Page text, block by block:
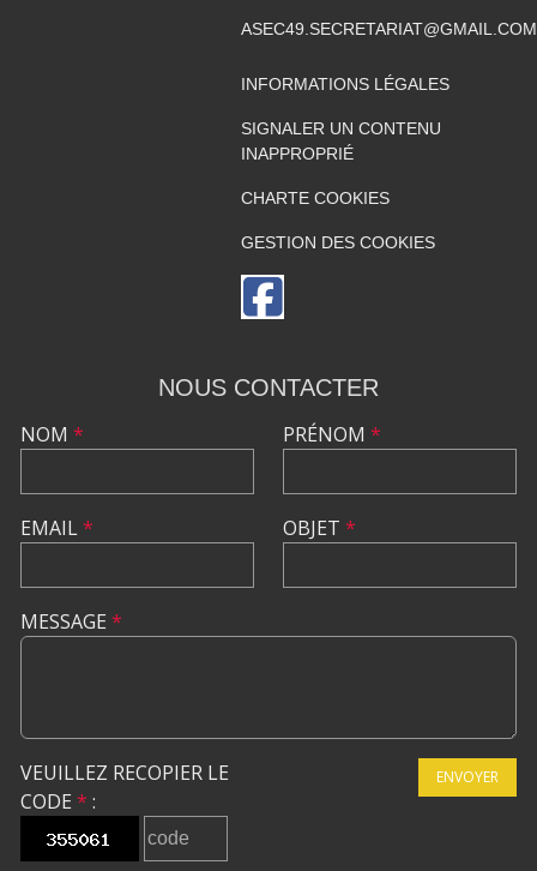
ASEC49.SECRETARIAT@GMAIL.COM
INFORMATIONS LÉGALES
SIGNALER UN CONTENU
INAPPROPRIÉ
CHARTE COOKIES
GESTION DES COOKIES
NOUS CONTACTER
NOM *
EMAIL*
PRÉNOM *
OBJET *
MESSAGE *
VEUILLEZ RECOPIER LE
CODE * :
ENVOYER